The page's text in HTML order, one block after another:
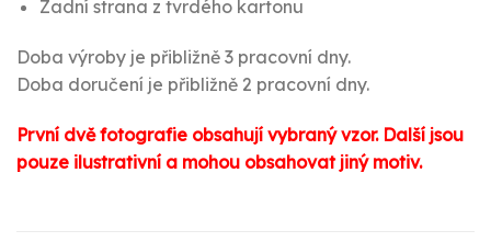
Zadní strana z tvrdého kartonu
Doba výroby je přibližně 3 pracovní dny.
Doba doručení je přibližně 2 pracovní dny.
První dvě fotografie obsahují vybraný vzor. Další jsou
pouze ilustrativní a mohou obsahovat jiný motiv.